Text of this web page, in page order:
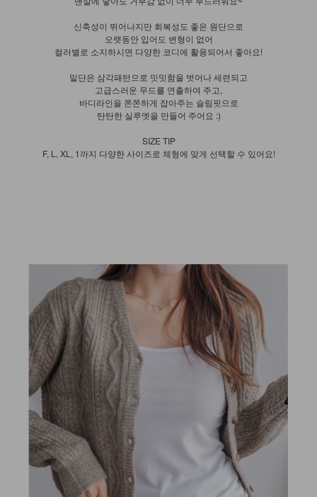
신축성이 뛰어나지만 회복성도 좋은 원단으로
오랫동안 입어도 변형이 없어
컬러별로 소지하시면 다양한 코디에 활용되어서 좋아요!
밑단은 삼각패턴으로 밋밋함을 벗어나 세련되고
고급스러운 무드를 연출하여 주고,
바디라인을 쫀쫀하게 잡아주는 슬림핏으로
탄탄한 실루엣을 만들어 주어요 :)
SIZE TIP
F, L, XL, 1까지 다양한 사이즈로 체형에 맞게 선택할 수 있어요!